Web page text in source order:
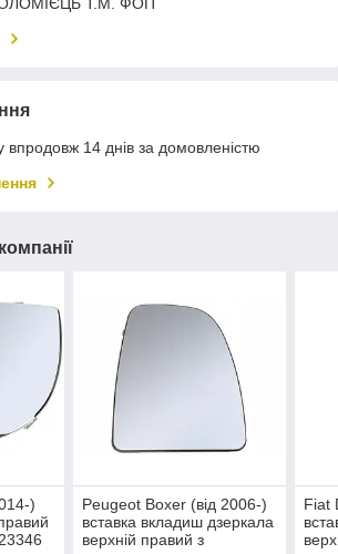
Т.М. ФОП
впродовж 14 днів за домовленістю
)
Peugeot Boxer (від 2006-)
вставка вкладиш дзеркала
верхній правий з
Fiat